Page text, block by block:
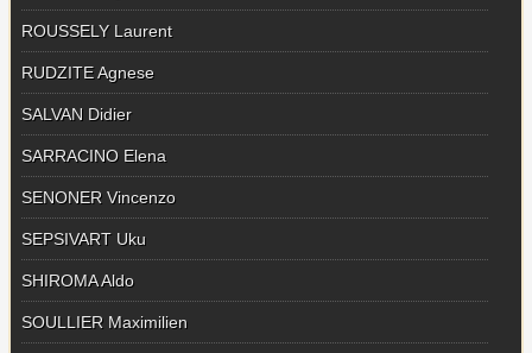
ROUSSELY Laurent
RUDZITE Agnese
SALVAN Didier
SARRACINO Elena
SENONER Vincenzo
SEPSIVART Uku
SHIROMA Aldo
SOULLIER Maximilien